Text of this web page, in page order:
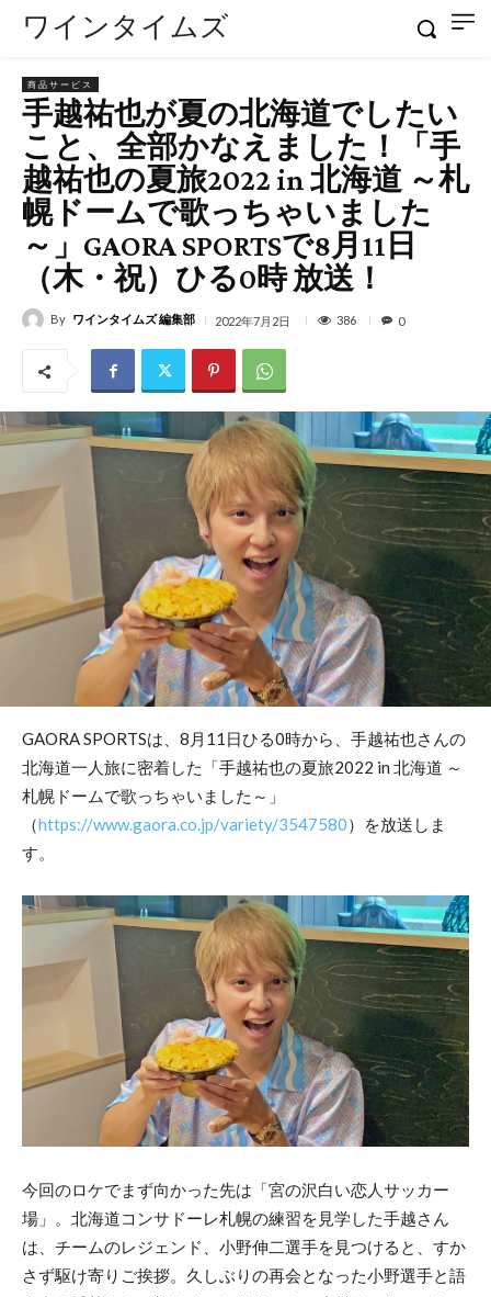
ワインタイムズ
商品サービス
手越祐也が夏の北海道でしたい
こと、全部かなえました！「手
越祐也の夏旅2022 in 北海道 ～札
幌ドームで歌っちゃいました
～」GAORA SPORTSで8月11日
（木・祝）ひる0時 放送！
By ワインタイムズ 編集部 2022年7月2日 386 0
GAORA SPORTSは、8月11日ひる0時から、手越祐也さんの
北海道一人旅に密着した「手越祐也の夏旅2022 in 北海道 ～
札幌ドームで歌っちゃいました～」
（https://www.gaora.co.jp/variety/3547580）を放送しま
す。
今回のロケでまず向かった先は「宮の沢白い恋人サッカー
場」。北海道コンサドーレ札幌の練習を見学した手越さん
は、チームのレジェンド、小野伸二選手を見つけると、すか
さず駆け寄りご挨拶。久しぶりの再会となった小野選手と語